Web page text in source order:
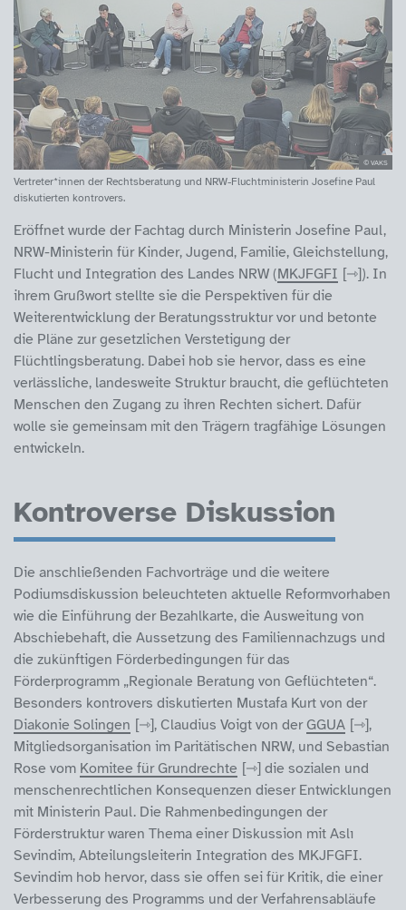
© VAKS
Vertreter*innen der Rechtsberatung und NRW-Fluchtministerin Josefine Paul
diskutierten kontrovers.
Eröffnet wurde der Fachtag durch Ministerin Josefine Paul,
NRW-Ministerin für Kinder, Jugend, Familie, Gleichstellung,
Flucht und Integration des Landes NRW (MKJFGFI
). In
ihrem Grußwort stellte sie die Perspektiven für die
Weiterentwicklung der Beratungsstruktur vor und betonte
die Pläne zur gesetzlichen Verstetigung der
Flüchtlingsberatung. Dabei hob sie hervor, dass es eine
verlässliche, landesweite Struktur braucht, die geflüchteten
Menschen den Zugang zu ihren Rechten sichert. Dafür
wolle sie gemeinsam mit den Trägern tragfähige Lösungen
entwickeln.
Kontroverse Diskussion
Die anschließenden Fachvorträge und die weitere
Podiumsdiskussion beleuchteten aktuelle Reformvorhaben
wie die Einführung der Bezahlkarte, die Ausweitung von
Abschiebehaft, die Aussetzung des Familiennachzugs und
die zukünftigen Förderbedingungen für das
Förderprogramm „Regionale Beratung von Geflüchteten“.
Besonders kontrovers diskutierten Mustafa Kurt von der
Diakonie Solingen
, Claudius Voigt von der GGUA
,
Mitgliedsorganisation im Paritätischen NRW, und Sebastian
Rose vom Komitee für Grundrechte
die sozialen und
menschenrechtlichen Konsequenzen dieser Entwicklungen
mit Ministerin Paul. Die Rahmenbedingungen der
Förderstruktur waren Thema einer Diskussion mit Aslı
Sevindim, Abteilungsleiterin Integration des MKJFGFI.
Sevindim hob hervor, dass sie offen sei für Kritik, die einer
Verbesserung des Programms und der Verfahrensabläufe